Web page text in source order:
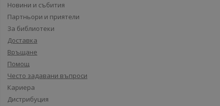
Новини и събития
Партньори и приятели
За библиотеки
Доставка
Връщане
Помощ
Често задавани въпроси
Кариера
Дистрибуция